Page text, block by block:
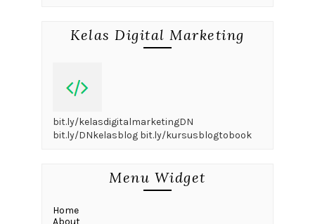
Kelas Digital Marketing
bit.ly/kelasdigitalmarketingDN
bit.ly/DNkelasblog bit.ly/kursusblogtobook
Menu Widget
Home